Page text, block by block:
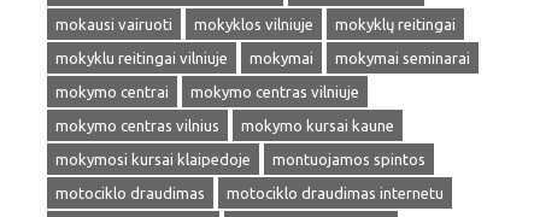
mokausi vairuoti
mokyklos vilniuje
mokyklų reitingai
mokyklu reitingai vilniuje
mokymai
mokymai seminarai
mokymo centrai
mokymo centras vilniuje
mokymo centras vilnius
mokymo kursai kaune
mokymosi kursai klaipedoje
montuojamos spintos
motociklo draudimas
motociklo draudimas internetu